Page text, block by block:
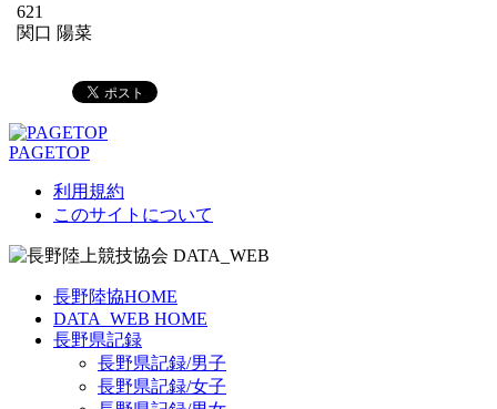
621
関口 陽菜
PAGETOP
利用規約
このサイトについて
長野陸協HOME
DATA_WEB HOME
長野県記録
長野県記録/男子
長野県記録/女子